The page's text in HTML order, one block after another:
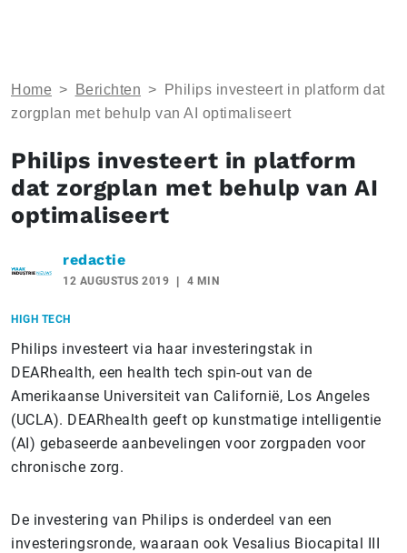
Home > Berichten >
Philips investeert in platform dat
zorgplan met behulp van AI optimaliseert
Philips investeert in platform
dat zorgplan met behulp van AI
optimaliseert
redactie
12 AUGUSTUS 2019 4 MIN
HIGH TECH
Philips investeert via haar investeringstak in
DEARhealth, een health tech spin-out van de
Amerikaanse Universiteit van Californië, Los Angeles
(UCLA). DEARhealth geeft op kunstmatige intelligentie
(AI) gebaseerde aanbevelingen voor zorgpaden voor
chronische zorg.
De investering van Philips is onderdeel van een
investeringsronde, waaraan ook Vesalius Biocapital III